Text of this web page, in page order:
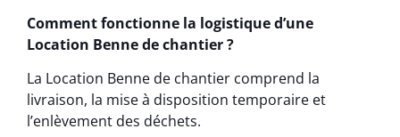
Comment fonctionne la logistique d’une
Location Benne de chantier ?
La Location Benne de chantier comprend la
livraison, la mise à disposition temporaire et
l’enlèvement des déchets.